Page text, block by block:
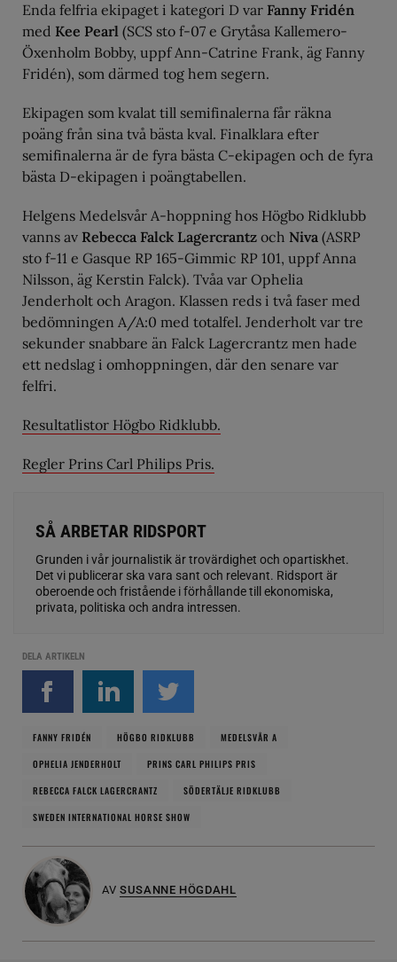
Enda felfria ekipaget i kategori D var Fanny Fridén
med Kee Pearl (SCS sto f-07 e Grytåsa Kallemero-
Öxenholm Bobby, uppf Ann-Catrine Frank, äg Fanny
Fridén), som därmed tog hem segern.
Ekipagen som kvalat till semifinalerna får räkna
poäng från sina två bästa kval. Finalklara efter
semifinalerna är de fyra bästa C-ekipagen och de fyra
bästa D-ekipagen i poängtabellen.
Helgens Medelsvår A-hoppning hos Högbo Ridklubb
vanns av Rebecca Falck Lagercrantz och Niva (ASRP
sto f-11 e Gasque RP 165-Gimmic RP 101, uppf Anna
Nilsson, äg Kerstin Falck). Tvåa var Ophelia
Jenderholt och Aragon. Klassen reds i två faser med
bedömningen A/A:0 med totalfel. Jenderholt var tre
sekunder snabbare än Falck Lagercrantz men hade
ett nedslag i omhoppningen, där den senare var
felfri.
Resultatlistor Högbo Ridklubb.
Regler Prins Carl Philips Pris.
SÅ ARBETAR RIDSPORT
Grunden i vår journalistik är trovärdighet och opartiskhet.
Det vi publicerar ska vara sant och relevant. Ridsport är
oberoende och fristående i förhållande till ekonomiska,
privata, politiska och andra intressen.
DELA ARTIKELN
FANNY FRIDÉN HÖGBO RIDKLUBB
MEDELSVÅR A
OPHELIA JENDERHOLT
PRINS CARL PHILIPS PRIS
REBECCA FALCK LAGERCRANTZ
SÖDERTÄLJE RIDKLUBB
SWEDEN INTERNATIONAL HORSE SHOW
AV SUSANNE HÖGDAHL